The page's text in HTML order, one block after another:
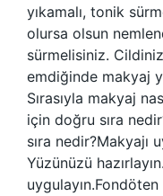
yıkamalı, tonik
olursa olsun
sürmelisiniz.
emdiğinde makyaj
Sırasıyla makyaj
için doğru sıra
sıra nedir?Makyajı
Yüzünüzü
uygulayın.Fondöten